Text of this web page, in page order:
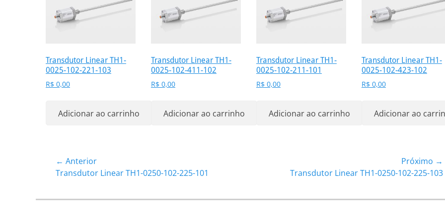
Transdutor Linear TH1-
0025-102-221-103
R$ 0,00
Adicionar ao carrinho
Transdutor Linear TH1-
0025-102-411-102
R$ 0,00
Adicionar ao carrinho
Transdutor Linear TH1-
0025-102-211-101
R$ 0,00
Adicionar ao carrinho
Transdutor Linear TH1-
0025-102-423-102
R$ 0,00
Adicionar ao
Navegação
de
Post
← Anterior
Post
Transdutor Linear TH1-0250-102-225-101
Próximo →
Transdutor Linear TH1-0250-102-225-103